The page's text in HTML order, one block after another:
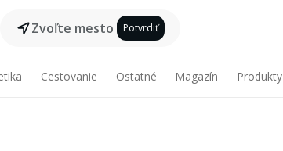
Zvoľte mesto Potvrdiť
Cestovanie Ostatné Magazín Produkty